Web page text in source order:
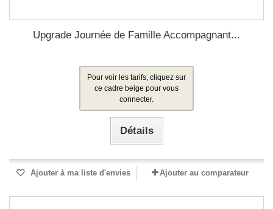
Upgrade Journée de Famille Accompagnant...
Pour voir les tarifs, cliquez sur
ce cadre beige pour vous
connecter.
Détails
Ajouter à ma liste d'envies Ajouter au comparateur